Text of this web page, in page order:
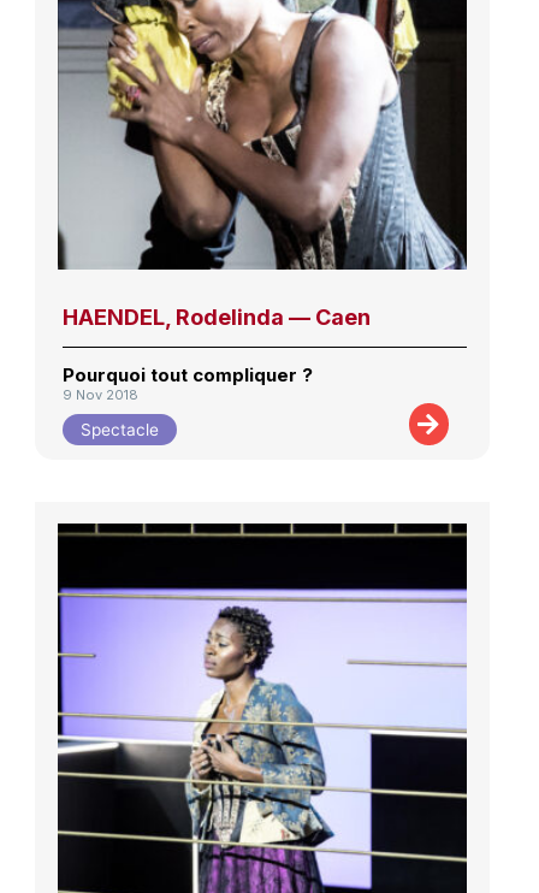
HAENDEL, Rodelinda — Caen
Pourquoi tout compliquer ?
9 Nov 2018
Spectacle